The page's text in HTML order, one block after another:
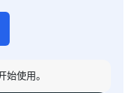
使用。